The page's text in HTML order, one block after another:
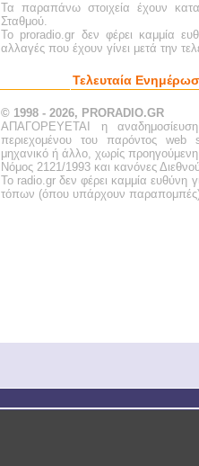
Τα παραπάνω στοιχεία έχουν
Σταθμού.
Το proradio.gr δεν φέρει καμμία
αλλαγές που έχουν γίνει μετά την
Τελευταία
© 1998 - 2026, PRORADIO.GR
ΑΠΑΓΟΡΕΥΕΤΑΙ η
περιεχομένου του παρόντος web
μηχανικό ή άλλο, χωρίς
Νόμος 2121/1993 και κανόνες
Το radio.gr δεν φέρει καμμία ευθύνη
τόπων (όπου υπάρχουν